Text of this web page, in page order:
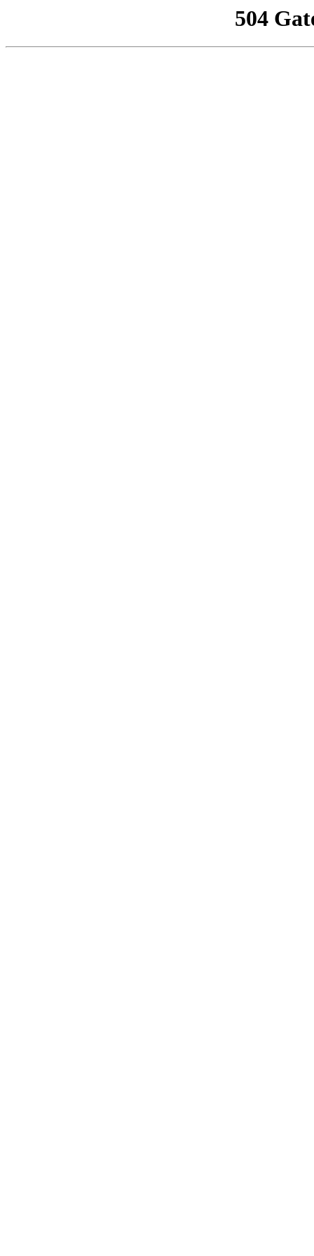
504